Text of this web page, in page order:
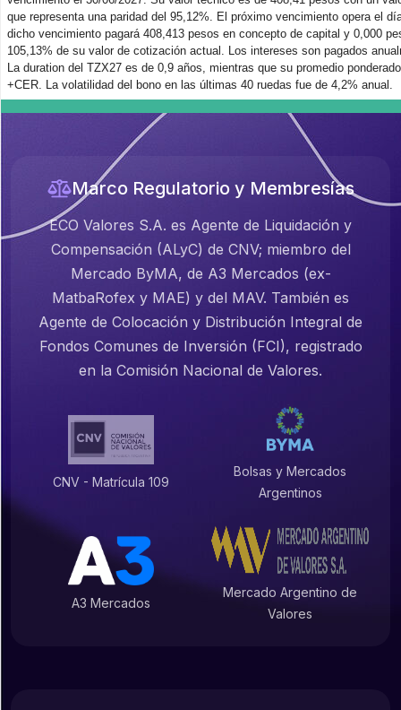
que representa una paridad del 95,12%. El próximo vencimiento opera el
dicho vencimiento pagará 408,413 pesos en concepto de capital y 0,000
105,13% de su valor de cotización actual. Los intereses son pagados
La duration del TZX27 es de 0,9 años, mientras que su promedio
+CER. La volatilidad del bono en las últimas 40 ruedas fue de 4,2% anual.
Marco Regulatorio y Membresías
ECO Valores S.A. es Agente de Liquidación y
Compensación (ALyC) de CNV; miembro del
Mercado ByMA, de A3 Mercados (ex-
MatbaRofex y MAE) y del MAV. También es
Agente de Colocación y Distribución Integral de
Fondos Comunes de Inversión (FCI), registrado
en la Comisión Nacional de Valores.
CNV - Matrícula 109
Bolsas y Mercados
Argentinos
A3 Mercados
Mercado Argentino de
Valores